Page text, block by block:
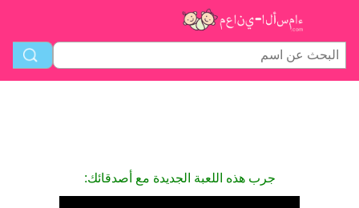
جرب هذه اللعبة الجديدة مع أصدقائك: